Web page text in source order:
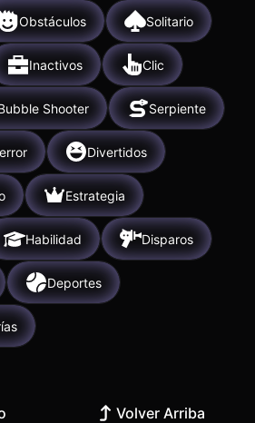
Obstáculos Solitario
Inactivos Clic
Shooter Serpiente
Divertidos
Estrategia
Habilidad Disparos
Deportes
Volver Arriba